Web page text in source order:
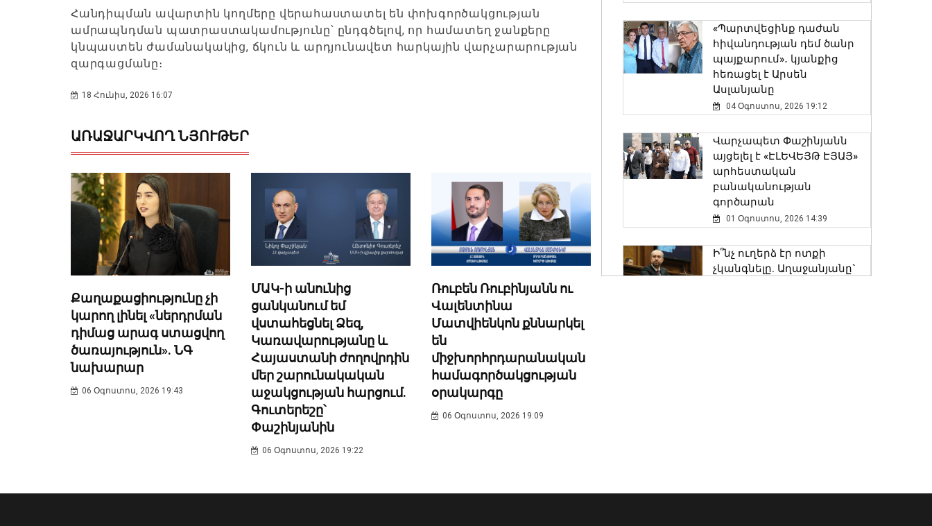
Հանդիպման ավարտին կողմերը վերահաստատել են փոխգործակցության
ամրապնդման պատրաստակամությունը՝ ընդգծելով, որ համատեղ ջանքերը
կնպաստեն ժամանակակից, ճկուն և արդյունավետ հարկային վարչարարության
զարգացմանը։
18 Հունիս, 2026 16:07
ԱՌԱՋԱՐԿՎՈՂ ՆՅՈՒԹԵՐ
Քաղաքացիությունը չի
կարող լինել «ներդրման
դիմաց արագ ստացվող
ծառայություն». ՆԳ
նախարար
06 Օգոստոս, 2026 19:43
ՄԱԿ-ի անունից
ցանկանում եմ
վստահեցնել Ձեզ,
Կառավարությանը և
Հայաստանի ժողովրդին
մեր շարունակական
աջակցության հարցում.
Գուտերեշը՝
Փաշինյանին
06 Օգոստոս, 2026 19:22
Ռուբեն Ռուբինյանն ու
Վալենտինա
Մատվիենկոն քննարկել
են
միջխորհրդարանական
համագործակցության
օրակարգը
06 Օգոստոս, 2026 19:09
Տ4 տրոլեյբուսը կերթևեկի
փոփոխված երթուղով
06 Օգոստոս, 2026 18:10
«Օձուն» ապրանքանիշի
գազավորված ըմպելիքների
արտադրամասի
արտադրական
գործունեությունը
կասեցվել է
06 Օգոստոս, 2026 18:01
Նուբարաշենի
աղբավայրում տրակտորով
աղբը հրելիս այն լցվել է 29-
«Պարտվեցինք դաժան
հիվանդության դեմ ծանր
պայքարում»․ կյանքից
հեռացել է Արսեն
Ասլանյանը
04 Օգոստոս, 2026 19:12
Վարչապետ Փաշինյանն
այցելել է «ԷԼԵՎԵՅԹ ԷՅԱՅ»
արհեստական
բանականության
գործարան
01 Օգոստոս, 2026 14:39
Ի՞նչ ուղերձ էր ոտքի
չկանգնելը. Աղաջանյանը`
Արտաշատում 14 մարդ